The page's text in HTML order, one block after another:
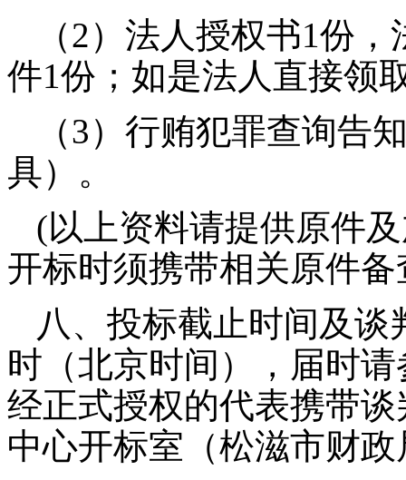
（2）法人授权书1份，
件1份；如是法人直接领
（3）行贿犯罪查询告
具）。
(以上资料请提供原件
开标时须携带相关原件备
八、投标截止时间及谈
时（北京时间），届时
经正式授权的代表携带
中心开标室（松滋市财政